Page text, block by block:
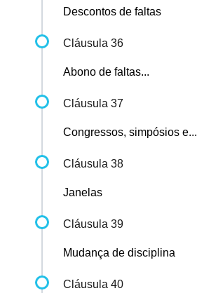
Descontos de faltas
Cláusula 36
Abono de faltas...
Cláusula 37
Congressos, simpósios e...
Cláusula 38
Janelas
Cláusula 39
Mudança de disciplina
Cláusula 40